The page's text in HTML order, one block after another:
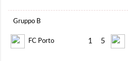
Gruppo B
FC Porto 1 5